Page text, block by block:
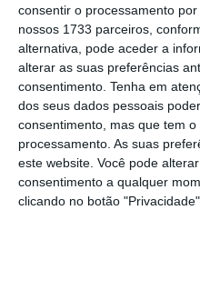
consentir o processamento
nossos 1733 parceiros,
alternativa, pode aceder a
alterar as suas preferências
consentimento. Tenha em
dos seus dados pessoais
consentimento, mas que tem
processamento. As suas
este website. Você pode
consentimento a qualquer
clicando no botão